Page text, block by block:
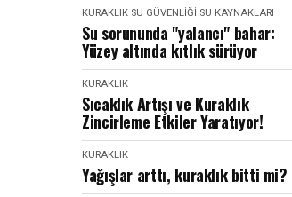
KURAKLIK SU GÜVENLIĞI SU KAYNAKLARI
Su sorununda "yalancı" bahar:
Yüzey altında kıtlık sürüyor
KURAKLIK
Sıcaklık Artışı ve Kuraklık
Zincirleme Etkiler Yaratıyor!
KURAKLIK
Yağışlar arttı, kuraklık bitti mi?